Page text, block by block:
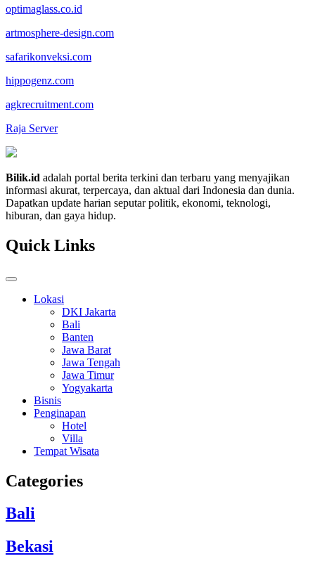
optimaglass.co.id
artmosphere-design.com
safarikonveksi.com
hippogenz.com
agkrecruitment.com
Raja Server
Bilik.id adalah portal berita terkini dan terbaru yang menyajikan
informasi akurat, terpercaya, dan aktual dari Indonesia dan dunia.
Dapatkan update harian seputar politik, ekonomi, teknologi,
hiburan, dan gaya hidup.
Quick Links
Lokasi
DKI Jakarta
Bali
Banten
Jawa Barat
Jawa Tengah
Jawa Timur
Yogyakarta
Bisnis
Penginapan
Hotel
Villa
Tempat Wisata
Categories
Bali
Bekasi